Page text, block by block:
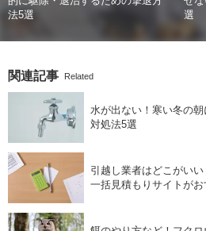
法5選
選
関連記事 Related
水が出ない！寒い冬の
対処法5選
引越し業者はどこがい
一括見積もりサイトがお